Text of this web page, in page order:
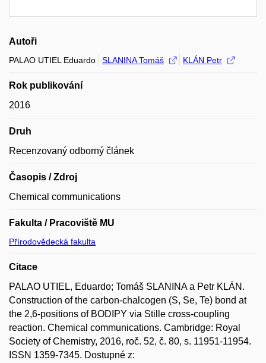
Autoři
PALAO UTIEL Eduardo SLANINA Tomáš KLÁN Petr
Rok publikování
2016
Druh
Recenzovaný odborný článek
Časopis / Zdroj
Chemical communications
Fakulta / Pracoviště MU
Přírodovědecká fakulta
Citace
PALAO UTIEL, Eduardo; Tomáš SLANINA a Petr KLÁN.
Construction of the carbon-chalcogen (S, Se, Te) bond at
the 2,6-positions of BODIPY via Stille cross-coupling
reaction. Chemical communications. Cambridge: Royal
Society of Chemistry, 2016, roč. 52, č. 80, s. 11951-11954.
ISSN 1359-7345. Dostupné z: